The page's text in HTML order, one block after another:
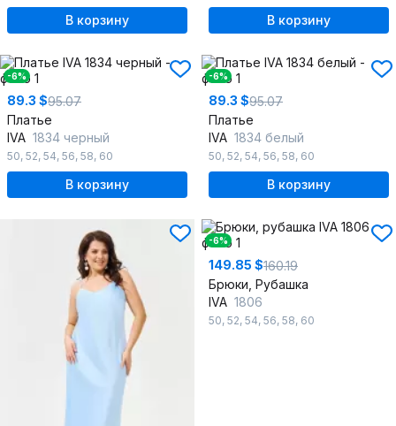
В корзину В корзину
-6%
89.3 $95.07
Платье
IVA 1834 черный
50, 52, 54, 56, 58, 60
В корзину
-6%
89.3 $95.07
Платье
IVA 1834 белый
50, 52, 54, 56, 58, 60
В корзину
-6%
149.85 $160.19
Брюки, Рубашка
IVA 1806
50, 52, 54, 56, 58, 60